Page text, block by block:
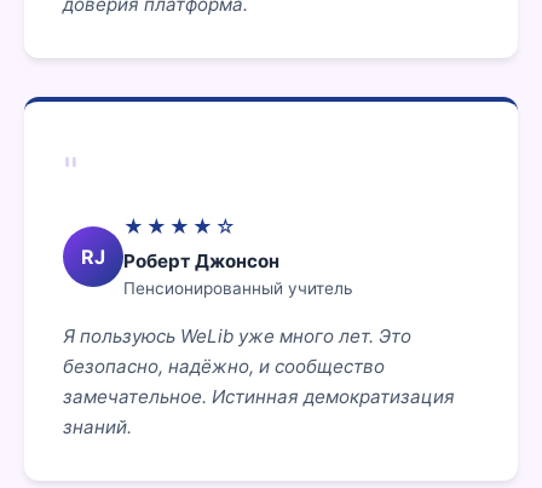
"
RJ
★★★★☆
Роберт Джонсон
Пенсионированный учитель
Я пользуюсь WeLib уже много лет. Это
безопасно, надёжно, и сообщество
замечательное. Истинная демократизация
знаний.